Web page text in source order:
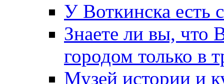
У Воткинска есть
Знаете ли вы, что
городом только в
Музей истории и